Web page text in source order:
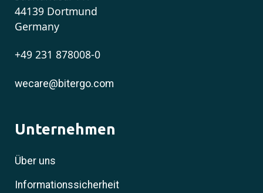
44139 Dortmund
Germany
+49 231 878008-0
wecare@bitergo.com
Unternehmen
Über uns
Informationssicherheit